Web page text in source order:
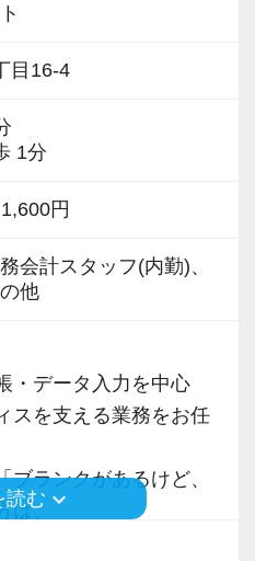
目16-4
1分
円
会計スタッフ(内勤)、
他
・データ入力を中心
スを支える業務をお任
ブランクがあるけど、
は、
読む keyboard_arrow_down